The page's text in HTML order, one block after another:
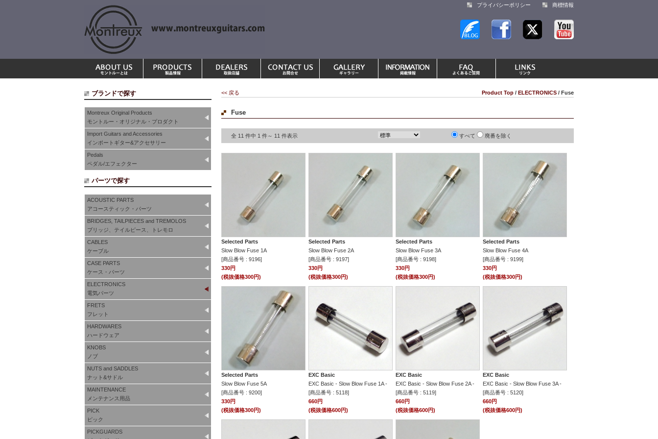
プライバシーポリシー 商標情報
<< 戻る Product Top / ELECTRONICS / Fuse
Fuse
全 11 件中 1 件～ 11 件表示 すべて 廃番を除く
Selected Parts
Slow Blow Fuse 1A
[商品番号 : 9196]
330円
(税抜価格300円)
Selected Parts
Slow Blow Fuse 2A
[商品番号 : 9197]
330円
(税抜価格300円)
Selected Parts
Slow Blow Fuse 3A
[商品番号 : 9198]
330円
(税抜価格300円)
Selected Parts
Slow Blow Fuse 4A
[商品番号 : 9199]
330円
(税抜価格300円)
Selected Parts
Slow Blow Fuse 5A
[商品番号 : 9200]
330円
(税抜価格300円)
EXC Basic
EXC Basic - Slow Blow Fuse 1A -
[商品番号 : 5118]
660円
(税抜価格600円)
EXC Basic
EXC Basic - Slow Blow Fuse 2A -
[商品番号 : 5119]
660円
(税抜価格600円)
EXC Basic
EXC Basic - Slow Blow Fuse 3A -
[商品番号 : 5120]
660円
(税抜価格600円)
ブランドで探す
Montreux Original Products
モントルー・オリジナル・プロダクト
Import Guitars and Accessories
インポートギター&アクセサリー
Pedals
ペダル/エフェクター
パーツで探す
ACOUSTIC PARTS
アコースティック・パーツ
BRIDGES, TAILPIECES and TREMOLOS
ブリッジ、テイルピース、トレモロ
CABLES
ケーブル
CASE PARTS
ケース・パーツ
ELECTRONICS
電気パーツ
FRETS
フレット
HARDWARES
ハードウェア
KNOBS
ノブ
NUTS and SADDLES
ナット&サドル
MAINTENANCE
メンテナンス用品
PICK
ピック
PICKGUARDS